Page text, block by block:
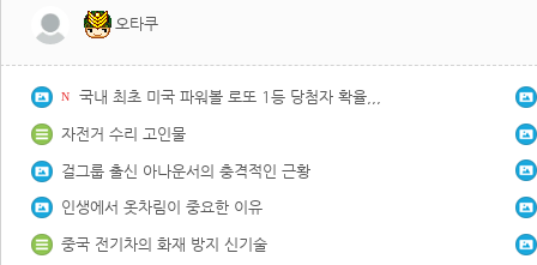
오타쿠
N 국내 최초 미국 파워볼 로또 1등 당첨자 확율,,,
자전거 수리 고인물
걸그룹 출신 아나운서의 충격적인 근황
인생에서 옷차림이 중요한 이유
중국 전기차의 화재 방지 신기술